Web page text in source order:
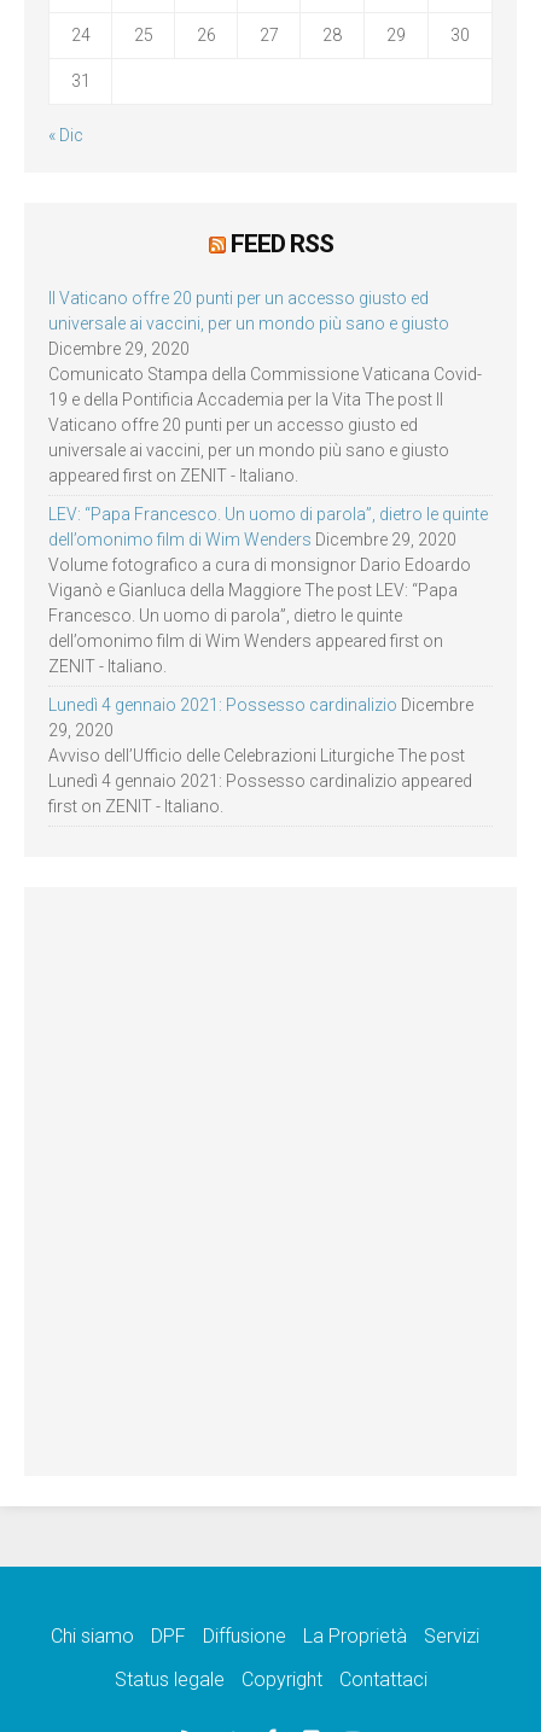
24 25 26 27 28 29 30
31
« Dic
FEED RSS
Il Vaticano offre 20 punti per un accesso giusto ed
universale ai vaccini, per un mondo più sano e giusto
Dicembre 29, 2020
Comunicato Stampa della Commissione Vaticana Covid-
19 e della Pontificia Accademia per la Vita The post Il
Vaticano offre 20 punti per un accesso giusto ed
universale ai vaccini, per un mondo più sano e giusto
appeared first on ZENIT - Italiano.
LEV: “Papa Francesco. Un uomo di parola”, dietro le quinte
dell’omonimo film di Wim Wenders Dicembre 29, 2020
Volume fotografico a cura di monsignor Dario Edoardo
Viganò e Gianluca della Maggiore The post LEV: “Papa
Francesco. Un uomo di parola”, dietro le quinte
dell’omonimo film di Wim Wenders appeared first on
ZENIT - Italiano.
Lunedì 4 gennaio 2021: Possesso cardinalizio Dicembre
29, 2020
Avviso dell’Ufficio delle Celebrazioni Liturgiche The post
Lunedì 4 gennaio 2021: Possesso cardinalizio appeared
first on ZENIT - Italiano.
Chi siamo DPF Diffusione La Proprietà
Servizi
Status legale
Copyright Contattaci